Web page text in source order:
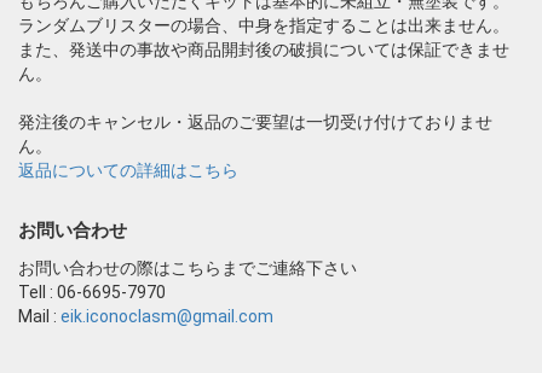
ランダムブリスターの場合、中身を指定することは出来ません。
また、発送中の事故や商品開封後の破損については保証できませ
ん。
発注後のキャンセル・返品のご要望は一切受け付けておりませ
ん。
返品についての詳細はこちら
お問い合わせ
お問い合わせの際はこちらまでご連絡下さい
Tell : 06-6695-7970
Mail : eik.iconoclasm@gmail.com